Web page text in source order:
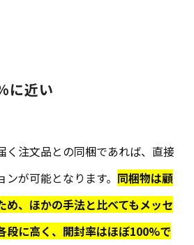
に近い
く注文品との同梱であれば、直接
が可能となります。 同梱物は顧
め、ほかの手法と比べてもメッセ
段に高く、開封率はほぼ100%で